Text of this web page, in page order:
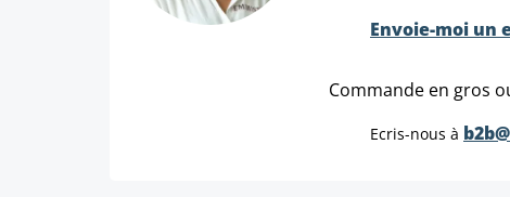
Envoie-moi un
Commande en gros
Ecris-nous à